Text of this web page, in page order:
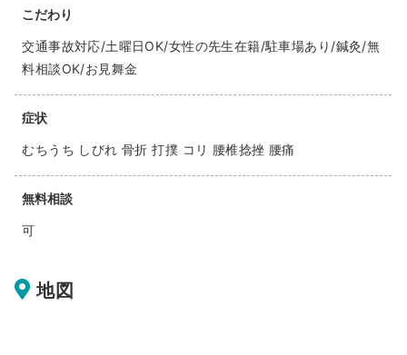
こだわり
交通事故対応/土曜日OK/女性の先生在籍/駐車場あり/鍼灸/無
料相談OK/お見舞金
症状
むちうち しびれ 骨折 打撲 コリ 腰椎捻挫 腰痛
無料相談
可
地図